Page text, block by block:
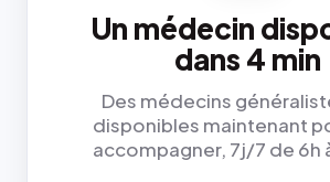
Un médecin
dans 4 min
Des médecins
disponibles maintenant
accompagner, 7j/7 de 6h